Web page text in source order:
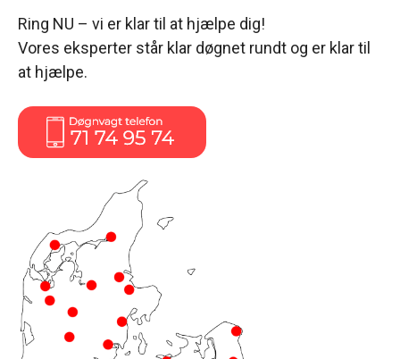
Ring NU – vi er klar til at hjælpe dig!
Vores eksperter står klar døgnet rundt og er klar til
at hjælpe.